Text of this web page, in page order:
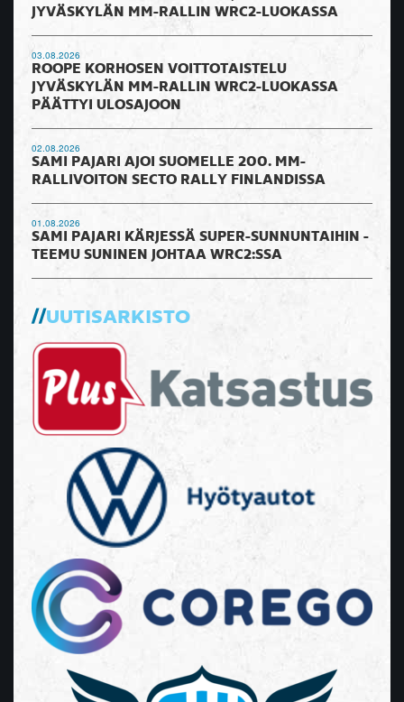
JYVÄSKYLÄN MM-RALLIN WRC2-LUOKASSA
03.08.2026
ROOPE KORHOSEN VOITTOTAISTELU
JYVÄSKYLÄN MM-RALLIN WRC2-LUOKASSA
PÄÄTTYI ULOSAJOON
02.08.2026
SAMI PAJARI AJOI SUOMELLE 200. MM-
RALLIVOITON SECTO RALLY FINLANDISSA
01.08.2026
SAMI PAJARI KÄRJESSÄ SUPER-SUNNUNTAIHIN -
TEEMU SUNINEN JOHTAA WRC2:SSA
UUTISARKISTO